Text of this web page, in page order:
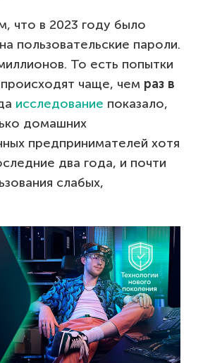
что в 2023 году было
пользовательские пароли.
То есть попытки
чаще, чем раз в
исследование показало,
домашних
предпринимателей хотя
два года, и почти
слабых,